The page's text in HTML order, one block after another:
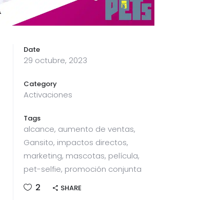
Date
29 octubre, 2023
Category
Activaciones
Tags
alcance, aumento de ventas,
Gansito, impactos directos,
marketing, mascotas, película,
pet-selfie, promoción conjunta
2 SHARE